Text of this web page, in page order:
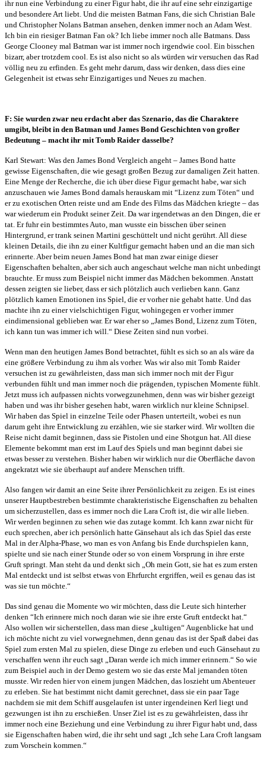
ihr nun eine Verbindung zu einer Figur habt, die ihr auf eine sehr einzigartige
und besondere Art liebt. Und die meisten Batman Fans, die sich Christian Bale
und Christopher Nolans Batman ansehen, denken immer noch an Adam West.
Ich bin ein riesiger Batman Fan ok? Ich liebe immer noch alle Batmans. Dass
George Clooney mal Batman war ist immer noch irgendwie cool. Ein bisschen
bizarr, aber trotzdem cool. Es ist also nicht so als würden wir versuchen das Rad
völlig neu zu erfinden. Es geht mehr darum, dass wir denken, dass dies eine
Gelegenheit ist etwas sehr Einzigartiges und Neues zu machen.
F: Sie wurden zwar neu erdacht aber das Szenario, das die Charaktere
umgibt, bleibt in den Batman und James Bond Geschichten von großer
Bedeutung – macht ihr mit Tomb Raider dasselbe?
Karl Stewart: Was den James Bond Vergleich angeht – James Bond hatte
gewisse Eigenschaften, die wie gesagt großen Bezug zur damaligen Zeit hatten.
Eine Menge der Recherche, die ich über diese Figur gemacht habe, war sich
anzuschauen wie James Bond damals herauskam mit “Lizenz zum Töten“ und
er zu exotischen Orten reiste und am Ende des Films das Mädchen kriegte – das
war wiederum ein Produkt seiner Zeit. Da war irgendetwas an den Dingen, die er
tat. Er fuhr ein bestimmtes Auto, man wusste ein bisschen über seinen
Hintergrund, er trank seinen Martini geschüttelt und nicht gerührt. All diese
kleinen Details, die ihn zu einer Kultfigur gemacht haben und an die man sich
erinnerte. Aber beim neuen James Bond hat man zwar einige dieser
Eigenschaften behalten, aber sich auch angeschaut welche man nicht unbedingt
brauchte. Er muss zum Beispiel nicht immer das Mädchen bekommen. Anstatt
dessen zeigten sie lieber, dass er sich plötzlich auch verlieben kann. Ganz
plötzlich kamen Emotionen ins Spiel, die er vorher nie gehabt hatte. Und das
machte ihn zu einer vielschichtigen Figur, wohingegen er vorher immer
eindimensional geblieben war. Er war eher so „James Bond, Lizenz zum Töten,
ich kann tun was immer ich will.“ Diese Zeiten sind nun vorbei.
Wenn man den heutigen James Bond betrachtet, fühlt es sich so an als wäre da
eine größere Verbindung zu ihm als vorher. Was wir also mit Tomb Raider
versuchen ist zu gewährleisten, dass man sich immer noch mit der Figur
verbunden fühlt und man immer noch die prägenden, typischen Momente fühlt.
Jetzt muss ich aufpassen nichts vorwegzunehmen, denn was wir bisher gezeigt
haben und was ihr bisher gesehen habt, waren wirklich nur kleine Schnipsel.
Wir haben das Spiel in einzelne Teile oder Phasen unterteilt, wobei es nun
darum geht ihre Entwicklung zu erzählen, wie sie starker wird. Wir wollten die
Reise nicht damit beginnen, dass sie Pistolen und eine Shotgun hat. All diese
Elemente bekommt man erst im Lauf des Spiels und man beginnt dabei sie
etwas besser zu verstehen. Bisher haben wir wirklich nur die Oberfläche davon
angekratzt wie sie überhaupt auf andere Menschen trifft.
Also fangen wir damit an eine Seite ihrer Persönlichkeit zu zeigen. Es ist eines
unserer Hauptbestreben bestimmte charakteristische Eigenschaften zu behalten
um sicherzustellen, dass es immer noch die Lara Croft ist, die wir alle lieben.
Wir werden beginnen zu sehen wie das zutage kommt. Ich kann zwar nicht für
euch sprechen, aber ich persönlich hatte Gänsehaut als ich das Spiel das erste
Mal in der Alpha-Phase, wo man es von Anfang bis Ende durchspielen kann,
spielte und sie nach einer Stunde oder so von einem Vorsprung in ihre erste
Gruft springt. Man steht da und denkt sich „Oh mein Gott, sie hat es zum ersten
Mal entdeckt und ist selbst etwas von Ehrfurcht ergriffen, weil es genau das ist
was sie tun möchte.“
Das sind genau die Momente wo wir möchten, dass die Leute sich hinterher
denken “Ich erinnere mich noch daran wie sie ihre erste Gruft entdeckt hat.“
Also wollen wir sicherstellen, dass man diese „kultigen“ Augenblicke hat und
ich möchte nicht zu viel vorwegnehmen, denn genau das ist der Spaß dabei das
Spiel zum ersten Mal zu spielen, diese Dinge zu erleben und euch Gänsehaut zu
verschaffen wenn ihr euch sagt „Daran werde ich mich immer erinnern.“ So wie
zum Beispiel auch in der Demo gestern wo sie das erste Mal jemanden töten
musste. Wir reden hier von einem jungen Mädchen, das loszieht um Abenteuer
zu erleben. Sie hat bestimmt nicht damit gerechnet, dass sie ein paar Tage
nachdem sie mit dem Schiff ausgelaufen ist unter irgendeinen Kerl liegt und
gezwungen ist ihn zu erschießen. Unser Ziel ist es zu gewährleisten, dass ihr
immer noch eine Beziehung und eine Verbindung zu ihrer Figur habt und, dass
sie Eigenschaften haben wird, die ihr seht und sagt „Ich sehe Lara Croft langsam
zum Vorschein kommen.“